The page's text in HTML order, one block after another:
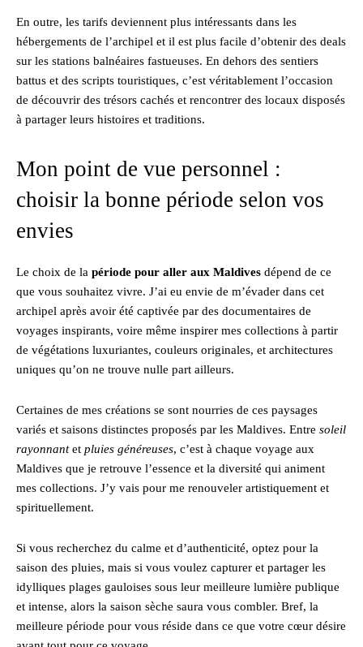
En outre, les tarifs deviennent plus intéressants dans les
hébergements de l’archipel et il est plus facile d’obtenir des deals
sur les stations balnéaires fastueuses. En dehors des sentiers
battus et des scripts touristiques, c’est véritablement l’occasion
de découvrir des trésors cachés et rencontrer des locaux disposés
à partager leurs histoires et traditions.
Mon point de vue personnel :
choisir la bonne période selon vos
envies
Le choix de la période pour aller aux Maldives dépend de ce
que vous souhaitez vivre. J’ai eu envie de m’évader dans cet
archipel après avoir été captivée par des documentaires de
voyages inspirants, voire même inspirer mes collections à partir
de végétations luxuriantes, couleurs originales, et architectures
uniques qu’on ne trouve nulle part ailleurs.
Certaines de mes créations se sont nourries de ces paysages
variés et saisons distinctes proposés par les Maldives. Entre soleil
rayonnantet pluies généreuses, c’est à chaque voyage aux
Maldives que je retrouve l’essence et la diversité qui animent
mes collections. J’y vais pour me renouveler artistiquement et
spirituellement.
Si vous recherchez du calme et d’authenticité, optez pour la
saison des pluies, mais si vous voulez capturer et partager les
idylliques plages gauloises sous leur meilleure lumière publique
et intense, alors la saison sèche saura vous combler. Bref, la
meilleure période pour vous réside dans ce que votre cœur désire